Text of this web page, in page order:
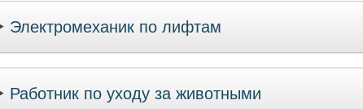
Электромеханик по лифтам
Работник по уходу за животными